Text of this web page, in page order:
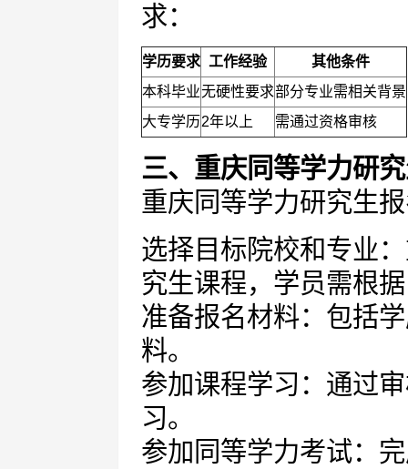
求：
学历要求 工作经验
其他条件
本科毕业无硬性要求部分专业需相关背景
大专学历2年以上 需通过资格审核
三、重庆同等学力研
重庆同等学力研究生
选择目标院校和专业
究生课程，学员需根
准备报名材料：包括
料。
参加课程学习：通过
习。
参加同等学力考试：